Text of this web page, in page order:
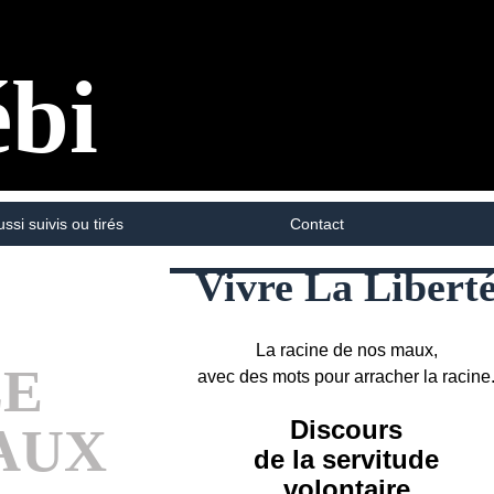
suivis ou tirés Contact
Vivre La
La racine de nos maux,
avec des mots pour arracher la racine.
Discours
de la servitude